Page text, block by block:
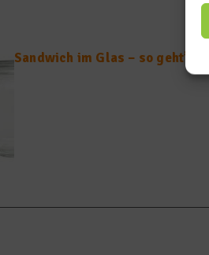
Sandwich im Glas – so geht’s